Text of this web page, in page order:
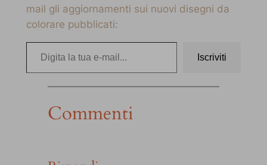
mail gli aggiornamenti sui nuovi disegni da
colorare pubblicati:
Digita la tua e-mail…
Iscriviti
Commenti